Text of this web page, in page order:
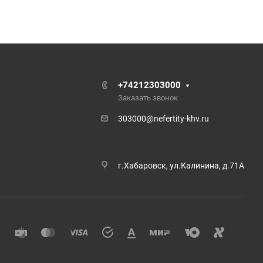
+74212303000
Заказать звонок
303000@nefertity-khv.ru
г.Хабаровск, ул.Калинина, д.71А